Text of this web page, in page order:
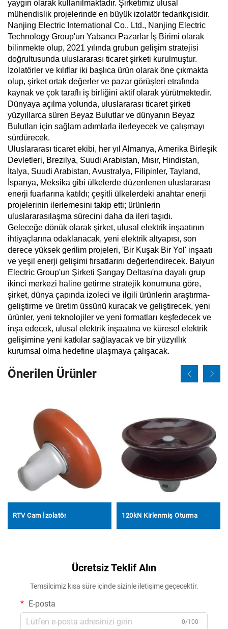
yaygın olarak kullanılmaktadır. Şirketimiz ulusal
mühendislik projelerinde en büyük izolatör tedarikçisidir.
Nanjing Electric International Co., Ltd., Nanjing Electric
Technology Group'un Yabancı Pazarlar İş Birimi olarak
bilinmekte olup, 2021 yılında grubun gelişim stratejisi
doğrultusunda uluslararası ticaret şirketi kurulmuştur.
İzolatörler ve kılıflar iki başlıca ürün olarak öne çıkmakta
olup, şirket ortak değerler ve pazar görüşleri etrafında
kaynak ve çok taraflı iş birliğini aktif olarak yürütmektedir.
Dünyaya açılma yolunda, uluslararası ticaret şirketi
yüzyıllarca süren Beyaz Bulutlar ve dünyanın Beyaz
Bulutları için sağlam adımlarla ilerleyecek ve çalışmayı
sürdürecek.
Uluslararası ticaret ekibi, her yıl Almanya, Amerika Birleşik
Devletleri, Brezilya, Suudi Arabistan, Mısır, Hindistan,
İtalya, Suudi Arabistan, Avustralya, Filipinler, Tayland,
İspanya, Meksika gibi ülkelerde düzenlenen uluslararası
enerji fuarlarına katıldı; çeşitli ülkelerdeki anahtar enerji
projelerinin ilerlemesini takip etti; ürünlerin
uluslararasılaşma sürecini daha da ileri taşıdı.
Geleceğe dönük olarak şirket, ulusal elektrik inşaatının
ihtiyaçlarına odaklanacak, yeni elektrik altyapısı, son
derece yüksek gerilim projeleri, 'Bir Kuşak Bir Yol' inşaatı
ve yeşil enerji gelişimi fırsatlarını değerlendirecek. Baiyun
Electric Group'un Şirketi Şangay Deltası'na dayalı grup
ikinci merkezi haline getirme stratejik konumuna göre,
şirket, dünya çapında izoleci ve ilgili ürünlerin araştırma-
geliştirme ve üretim üssünü kuracak ve geliştirecek, yeni
ürünler, yeni teknolojiler ve yeni formatları keşfedecek ve
inşa edecek, ulusal elektrik inşaatına ve küresel elektrik
gelişimine yeni katkılar sağlayacak ve bir yüzyıllık
kurumsal olma hedefine ulaşmaya çalışacak.
Önerilen Ürünler
RTV Cam İzolatör 120kN Kirlenmiş Oturma
Ücretsiz Teklif Alın
Temsilcimiz kısa süre içinde sizinle iletişime geçecektir.
E-posta
0/100